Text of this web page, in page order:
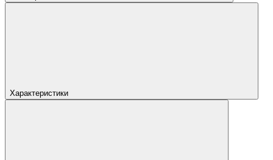
Характеристики